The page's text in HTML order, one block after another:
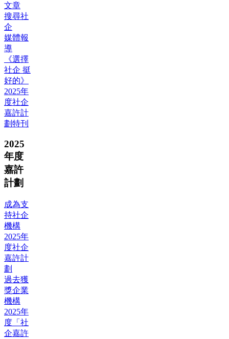
文章
搜尋社
企
媒體報
導
《選擇
社企 挺
好的》
2025年
度社企
嘉許計
劃特刊
2025
年度
嘉許
計劃
成為支
持社企
機構
2025年
度社企
嘉許計
劃
過去獲
獎企業
機構
2025年
度「社
企嘉許